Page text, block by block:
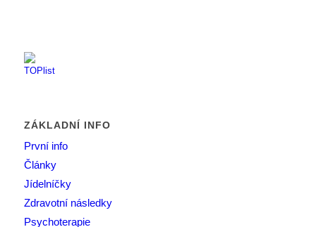
ZÁKLADNÍ INFO
První info
Články
Jídelníčky
Zdravotní následky
Psychoterapie